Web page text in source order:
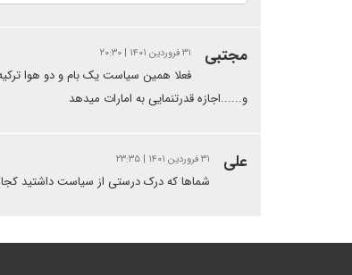
مجتبی ۳۱ فروردین ۱۴۰۱ | ۲۰:۳۰
فعلا همین سیاست یک بام و دو هوا ترکیه
و......اجازه قدرتنمایی به امارات میدهد
علی ۳۱ فروردین ۱۴۰۱ | ۲۳:۳۵
شماها که درک درستی از سیاست داشتید